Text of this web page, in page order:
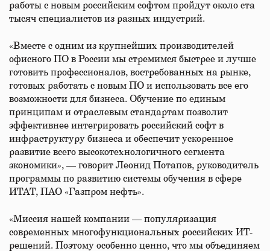
работы с новым российским софтом пройдут около ста
тысяч специалистов из разных индустрий.
«Вместе с одним из крупнейших производителей
офисного ПО в России мы стремимся быстрее и лучше
готовить профессионалов, востребованных на рынке,
готовых работать с новым ПО и использовать все его
возможности для бизнеса. Обучение по единым
принципам и отраслевым стандартам позволит
эффективнее интегрировать российский софт в
инфраструктуру бизнеса и обеспечит ускоренное
развитие всего высокотехнологичного сегмента
экономики», — говорит Леонид Потапов, руководитель
программы по развитию системы обучения в сфере
ИТАТ, ПАО «Газпром нефть».
«Миссия нашей компании — популяризация
современных многофункциональных российских ИТ-
решений. Поэтому особенно ценно, что мы объединяем